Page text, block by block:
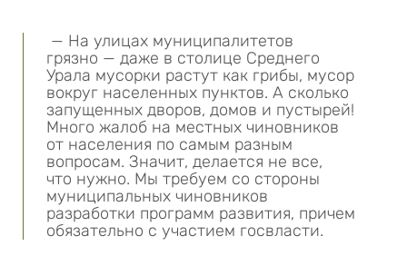
— На улицах муниципалитетов
грязно — даже в столице Среднего
Урала мусорки растут как грибы, мусор
вокруг населенных пунктов. А сколько
запущенных дворов, домов и пустырей!
Много жалоб на местных чиновников
от населения по самым разным
вопросам. Значит, делается не все,
что нужно. Мы требуем со стороны
муниципальных чиновников
разработки программ развития, причем
обязательно с участием госвласти.